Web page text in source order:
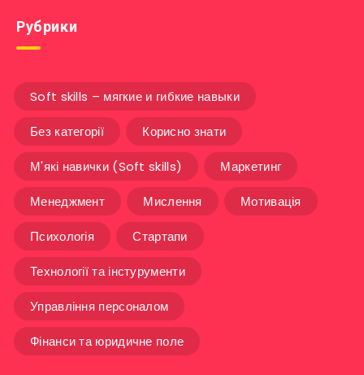
Рубрики
Soft skills – мягкие и гибкие навыки
Без категорії Корисно знати
М'які навички (Soft skills) Маркетинг
Менеджмент Мислення Мотивація
Психологія Стартапи
Технології та інстурументи
Управління персоналом
Фінанси та юридичне поле